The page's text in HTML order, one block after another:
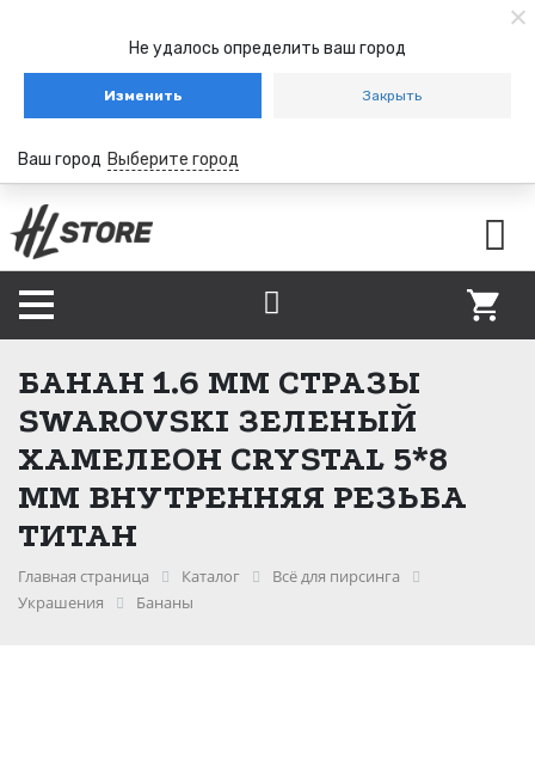
Не удалось определить ваш город
Изменить Закрыть
Ваш город Выберите город
БАНАН 1.6 ММ СТРАЗЫ
SWAROVSKI ЗЕЛЕНЫЙ
ХАМЕЛЕОН CRYSTAL 5*8
ММ ВНУТРЕННЯЯ РЕЗЬБА
ТИТАН
Главная страница Каталог
Всё для пирсинга
Украшения
Бананы